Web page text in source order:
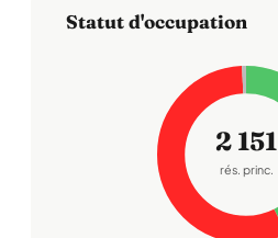
Statut d'occupation
2 151
rés. princ.